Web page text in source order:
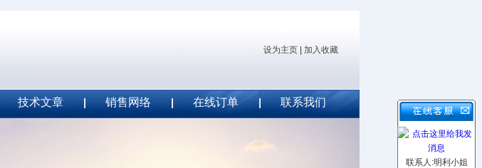
设为主页 加入收藏
技术文章 销售网络 在线订单 联系我们
联系人:明利小姐